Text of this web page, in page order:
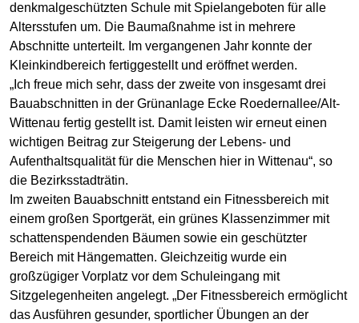
denkmalgeschützten Schule mit Spielangeboten für alle
Altersstufen um. Die Baumaßnahme ist in mehrere
Abschnitte unterteilt. Im vergangenen Jahr konnte der
Kleinkindbereich fertiggestellt und eröffnet werden.
„Ich freue mich sehr, dass der zweite von insgesamt drei
Bauabschnitten in der Grünanlage Ecke Roedernallee/Alt-
Wittenau fertig gestellt ist. Damit leisten wir erneut einen
wichtigen Beitrag zur Steigerung der Lebens- und
Aufenthaltsqualität für die Menschen hier in Wittenau“, so
die Bezirksstadträtin.
Im zweiten Bauabschnitt entstand ein Fitnessbereich mit
einem großen Sportgerät, ein grünes Klassenzimmer mit
schattenspendenden Bäumen sowie ein geschützter
Bereich mit Hängematten. Gleichzeitig wurde ein
großzügiger Vorplatz vor dem Schuleingang mit
Sitzgelegenheiten angelegt. „Der Fitnessbereich ermöglicht
das Ausführen gesunder, sportlicher Übungen an der